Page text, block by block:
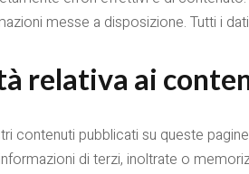
messe a disposizione. Tutti i
relativa ai
contenuti pubblicati su queste
di terzi, inoltrate o